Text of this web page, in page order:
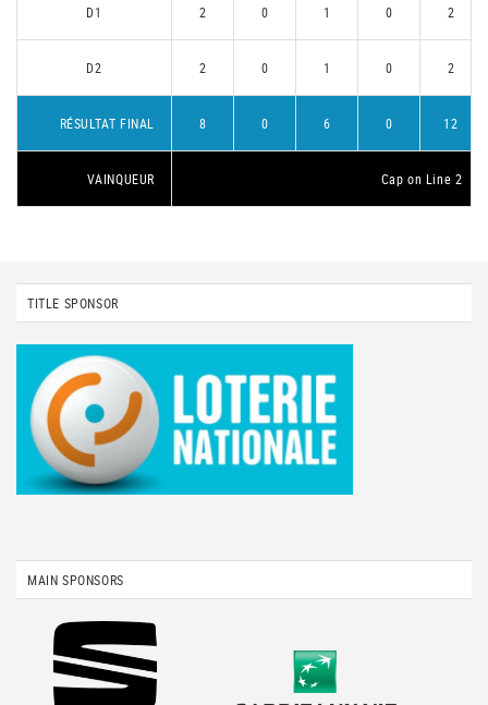
D1 2 0 1 0 2
D2 2 0 1 0 2
RÉSULTAT FINAL 8 0 6 0 12
VAINQUEUR Cap on Line 2
TITLE SPONSOR
MAIN SPONSORS